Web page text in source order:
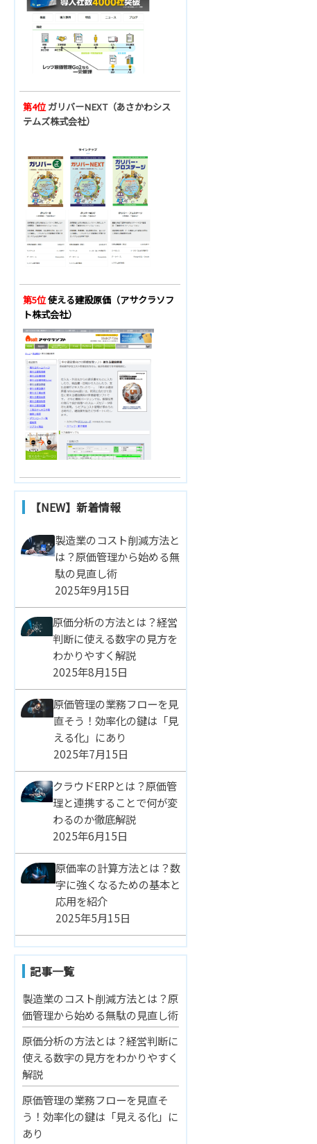
第4位 ガリバーNEXT（あさかわシス
テムズ株式会社）
第5位使える建設原価（アサクラソフ
ト株式会社）
【NEW】新着情報
製造業のコスト削減方法と
は？原価管理から始める無
駄の見直し術
2025年9月15日
原価分析の方法とは？経営
判断に使える数字の見方を
わかりやすく解説
2025年8月15日
原価管理の業務フローを見
直そう！効率化の鍵は「見
える化」にあり
2025年7月15日
クラウドERPとは？原価管
理と連携することで何が変
わるのか徹底解説
2025年6月15日
原価率の計算方法とは？数
字に強くなるための基本と
応用を紹介
2025年5月15日
記事一覧
製造業のコスト削減方法とは？原
価管理から始める無駄の見直し術
原価分析の方法とは？経営判断に
使える数字の見方をわかりやすく
解説
原価管理の業務フローを見直そ
う！効率化の鍵は「見える化」に
あり